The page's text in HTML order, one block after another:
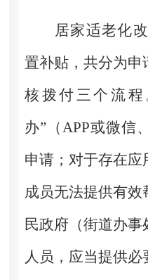
居家适老化
置补贴，共分为申
核拨付三个流
办”（APP或微信
申请；对于存在
成员无法提供有效
民政府（街道办
人员，应当提供必